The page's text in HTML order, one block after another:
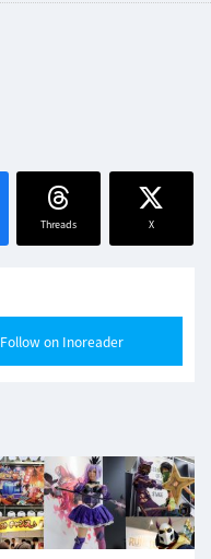
Threads X
Follow on Inoreader